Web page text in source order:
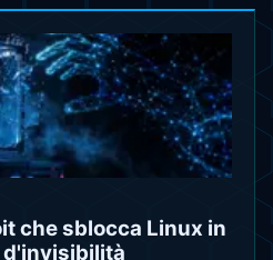
che sblocca Linux in
d'invisibilità